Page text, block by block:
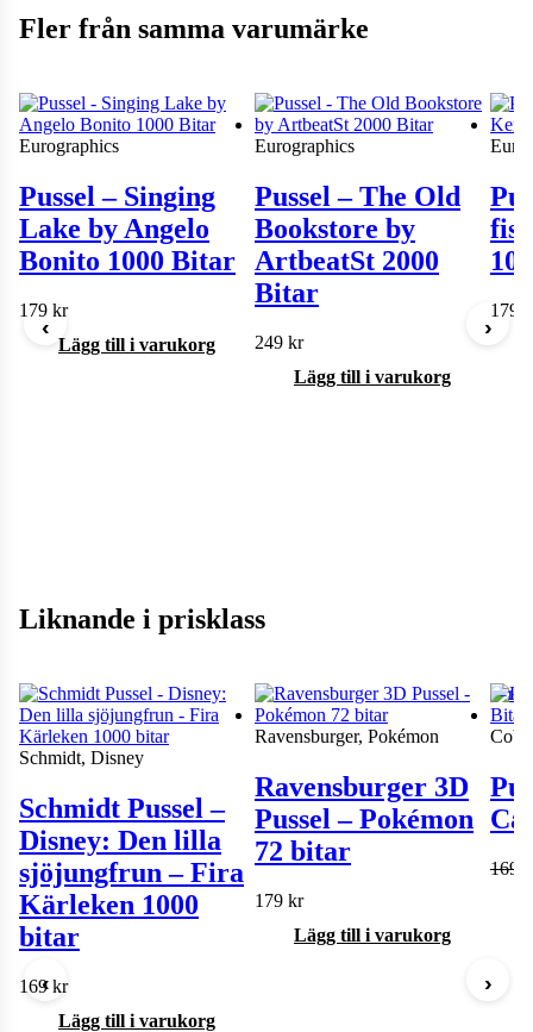
Fler från samma varumärke
‹
Eurographics
Pussel – Singing
Lake by Angelo
Bonito 1000 Bitar
179 kr
Lägg till i varukorg
Eurographics
Pussel – The Old
Bookstore by
ArtbeatSt 2000
Bitar
249 kr
Lägg till i varukorg
179
›
Liknande i prisklass
‹
Schmidt, Disney
Schmidt Pussel –
Disney: Den lilla
sjöjungfrun – Fira
Kärleken 1000
bitar
169kr
Lägg till i varukorg
Ravensburger, Pokémon
Ravensburger 3D
Pussel – Pokémon
72 bitar
179 kr
Lägg till i varukorg
−12%
169
›